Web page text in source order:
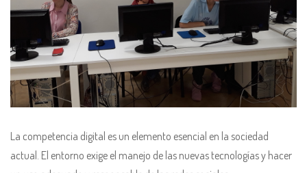
La competencia digital es un elemento esencial en la sociedad
actual. El entorno exige el manejo de las nuevas tecnologías y hacer